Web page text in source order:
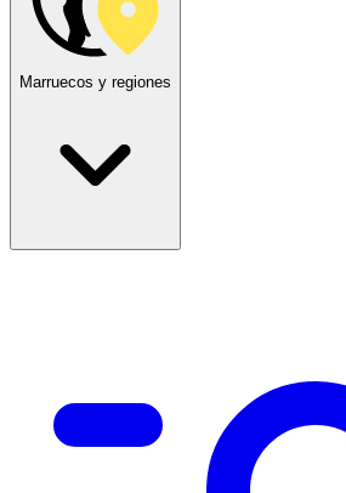
Marruecos y regiones